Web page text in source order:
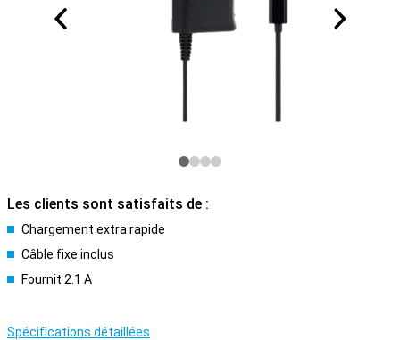
Les clients sont satisfaits de :
Chargement extra rapide
Câble fixe inclus
Fournit 2.1 A
Spécifications détaillées